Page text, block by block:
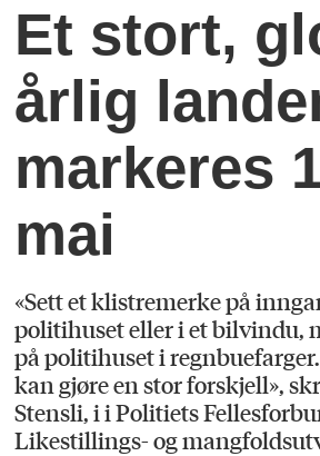
Et stort,
årlig
markeres
mai
«Sett et klistremerke på
politihuset eller i et bilvindu,
på politihuset i
kan gjøre en stor forskjell»,
Stensli, i i Politiets
Likestillings- og